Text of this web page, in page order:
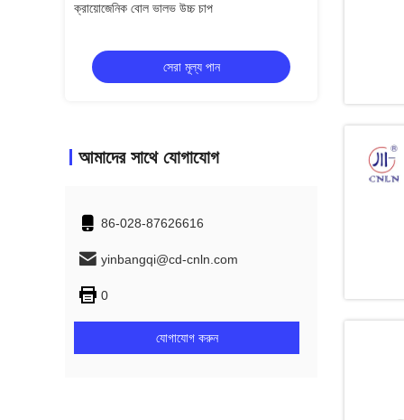
বোল ভালভ উচ্চ চাপ
সেরা মূল্য পান
আমাদের সাথে যোগাযোগ
86-028-87626616
yinbangqi@cd-cnln.com
0
যোগাযোগ করুন